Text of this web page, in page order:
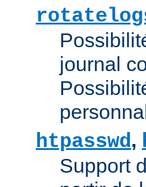
journal
htpasswd,
Support